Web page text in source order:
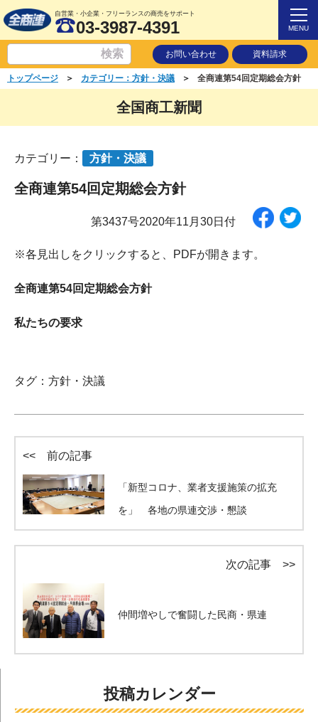
自営業・小企業・フリーランスの商売をサポート
03-3987-4391 MENU
お問い合わせ 資料請求
トップページ ＞ カテゴリー：方針・決議 ＞ 全商連第54回定期総会方針
全国商工新聞
カテゴリー： 方針・決議
全商連第54回定期総会方針
第3437号2020年11月30日付
※各見出しをクリックすると、PDFが開きます。
全商連第54回定期総会方針
私たちの要求
タグ： 方針・決議
<< 前の記事
「新型コロナ、業者支援施策の拡充
を」 各地の県連交渉・懇談
次の記事 >>
仲間増やしで奮闘した民商・県連
投稿カレンダー